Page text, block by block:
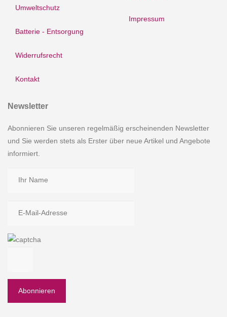
Umweltschutz
Batterie - Entsorgung
Widerrufsrecht
Kontakt
Impressum
Newsletter
Abonnieren Sie unseren regelmäßig erscheinenden Newsletter
und Sie werden stets als Erster über neue Artikel und Angebote
informiert.